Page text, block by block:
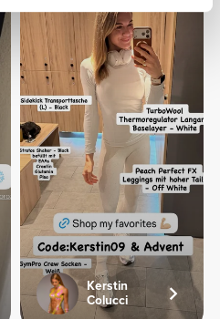
Kerstin
Colucci